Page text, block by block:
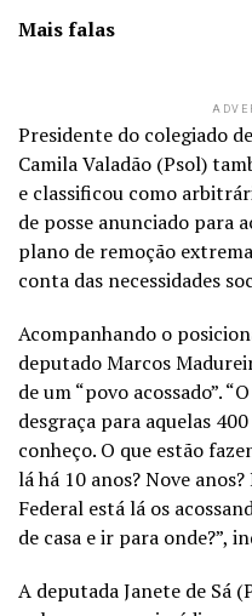
Mais falas
Presidente do colegiado
Camila Valadão (Psol)
e classificou como
de posse anunciado para
plano de remoção
conta das necessidades
Acompanhando o
deputado Marcos
de um “povo acossado”.
desgraça para aquelas
conheço. O que estão
lá há 10 anos? Nove
Federal está lá os
de casa e ir para onde?”,
A deputada Janete de Sá